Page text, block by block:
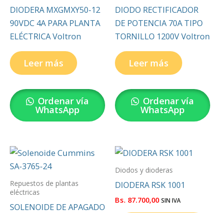
DIODERA MXGMXY50-12
90VDC 4A PARA PLANTA
ELÉCTRICA Voltron
Leer más
Ordenar vía
WhatsApp
DIODO RECTIFICADOR
DE POTENCIA 70A TIPO
TORNILLO 1200V Voltron
Leer más
Ordenar vía
WhatsApp
Repuestos de plantas
eléctricas
SOLENOIDE DE APAGADO
Diodos y dioderas
DIODERA RSK 1001
Bs. 87.700,00 SIN IVA